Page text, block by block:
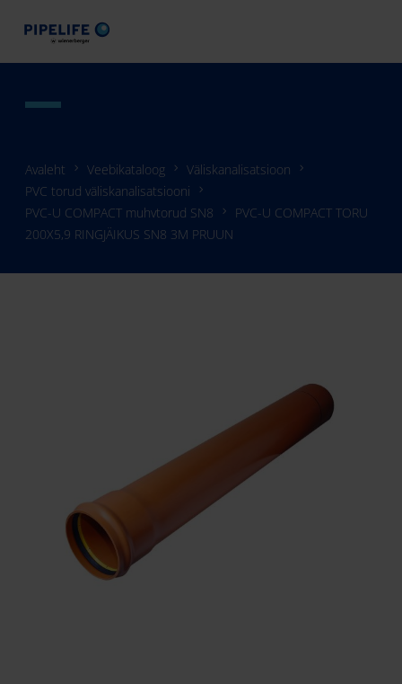
Avaleht Veebikataloog
Väliskanalisatsioon
PVC torud väliskanalisatsiooni
PVC-U COMPACT muhvtorud SN8
PVC-U COMPACT TORU
200X5,9 RINGJÄIKUS SN8 3M PRUUN